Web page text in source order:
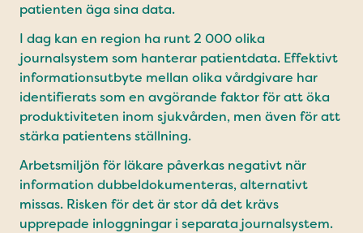
patienten äga sina data.
I dag kan en region ha runt 2 000 olika
journalsystem som hanterar patientdata. Effektivt
informationsutbyte mellan olika vårdgivare har
identifierats som en avgörande faktor för att öka
produktiviteten inom sjukvården, men även för att
stärka patientens ställning.
Arbetsmiljön för läkare påverkas negativt när
information dubbeldokumenteras, alternativt
missas. Risken för det är stor då det krävs
upprepade inloggningar i separata journalsystem.